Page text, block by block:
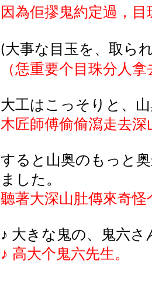
因為佢摎鬼約定過，
(大事な 目玉 を、取 ら
（恁重要个目珠分人
大工はこっそりと 、
木匠師傅偷偷瀉走去深
すると 山奥のもっと 奥
ました 。
聽著大深山肚傳來奇怪
♪ 大きな 鬼の、鬼六さ
♪ 高大个鬼六先生。